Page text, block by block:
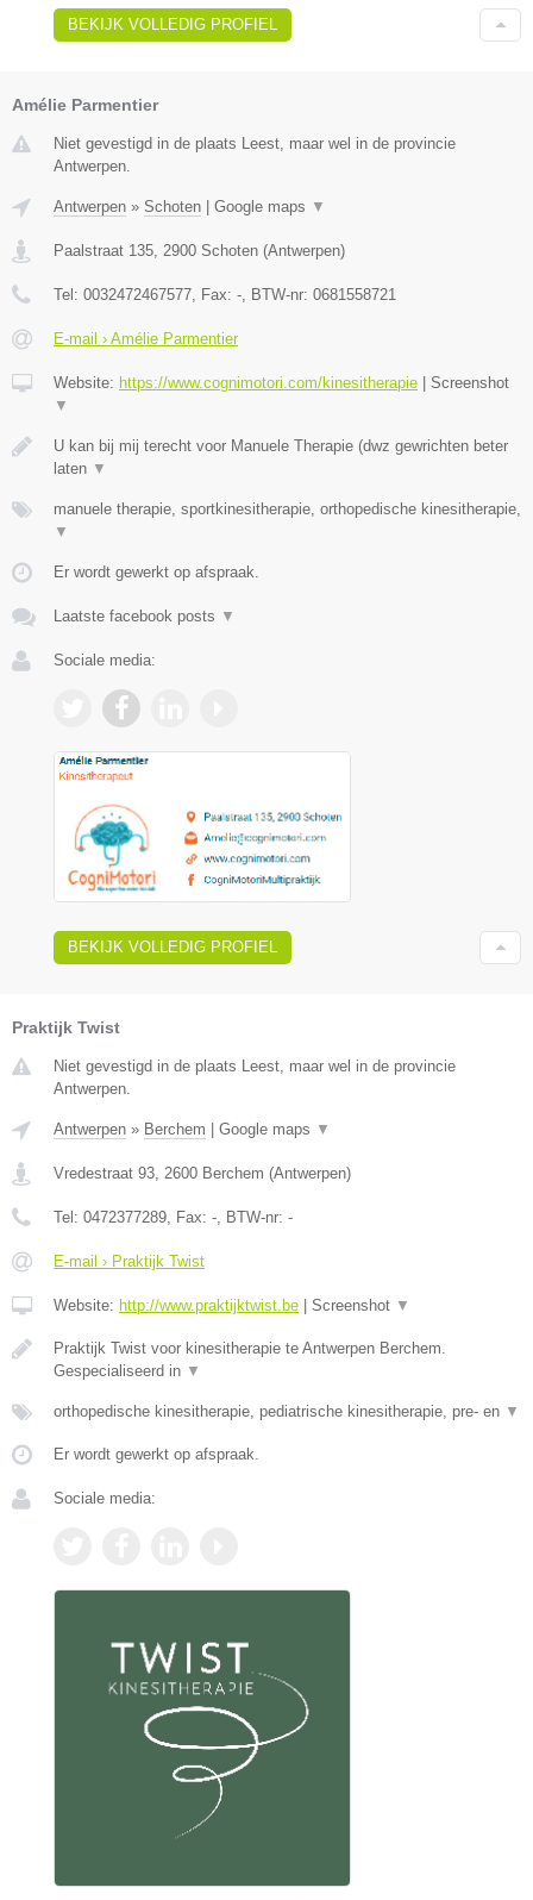
BEKIJK VOLLEDIG PROFIEL
Amélie Parmentier
Niet gevestigd in de plaats Leest, maar wel in de provincie
Antwerpen.
Antwerpen » Schoten Google maps ▼
Paalstraat 135, 2900 Schoten (Antwerpen)
Tel: 0032472467577, Fax: -, BTW-nr: 0681558721
E-mail › Amélie Parmentier
Website: https://www.cognimotori.com/kinesitherapie
Screenshot
▼
U kan bij mij terecht voor Manuele Therapie (dwz gewrichten beter
laten ▼
manuele therapie, sportkinesitherapie, orthopedische kinesitherapie,
▼
Er wordt gewerkt op afspraak.
Laatste facebook posts ▼
Sociale media:
BEKIJK VOLLEDIG PROFIEL
Praktijk Twist
Niet gevestigd in de plaats Leest, maar wel in de provincie
Antwerpen.
Antwerpen » Berchem Google maps ▼
Vredestraat 93, 2600 Berchem (Antwerpen)
Tel: 0472377289, Fax: -, BTW-nr: -
E-mail › Praktijk Twist
Website: http://www.praktijktwist.be Screenshot ▼
Praktijk Twist voor kinesitherapie te Antwerpen Berchem.
Gespecialiseerd in ▼
orthopedische kinesitherapie, pediatrische kinesitherapie, pre- en ▼
Er wordt gewerkt op afspraak.
Sociale media: